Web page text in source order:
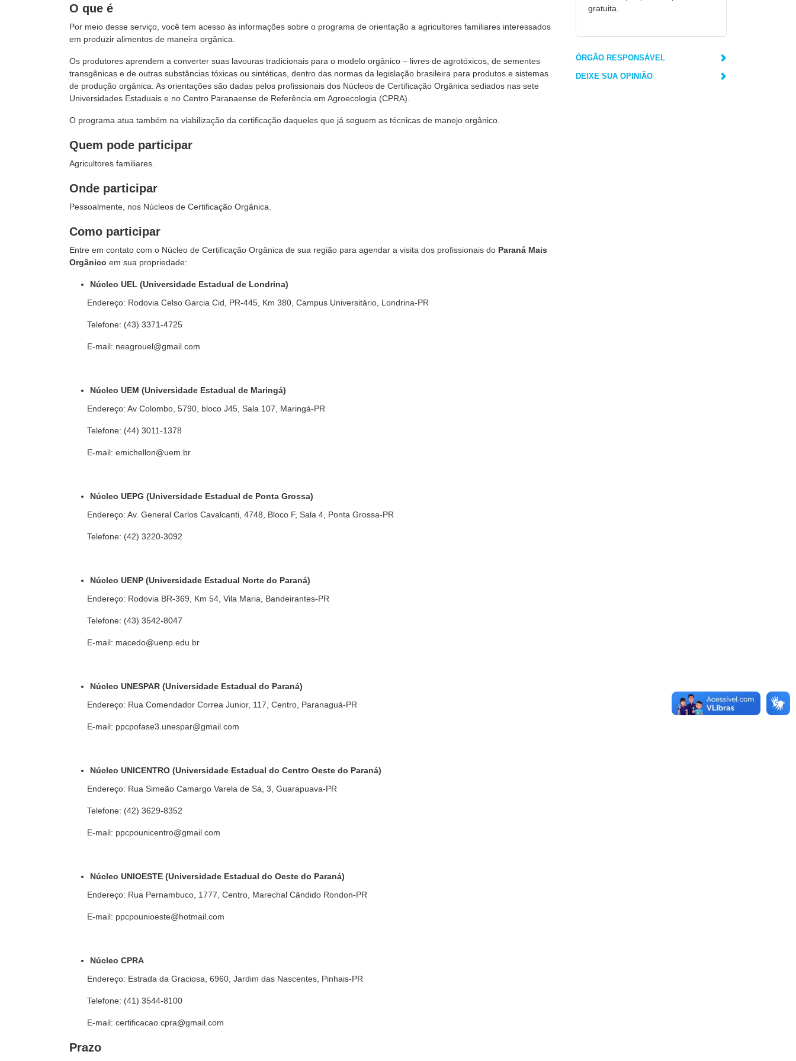
O que é
Por meio desse serviço, você tem acesso às informações sobre o programa de orientação a agricultores familiares interessados
em produzir alimentos de maneira orgânica.
Os produtores aprendem a converter suas lavouras tradicionais para o modelo orgânico – livres de agrotóxicos, de sementes
transgênicas e de outras substâncias tóxicas ou sintéticas, dentro das normas da legislação brasileira para produtos e sistemas
de produção orgânica. As orientações são dadas pelos profissionais dos Núcleos de Certificação Orgânica sediados nas sete
Universidades Estaduais e no Centro Paranaense de Referência em Agroecologia (CPRA).
O programa atua também na viabilização da certificação daqueles que já seguem as técnicas de manejo orgânico.
Quem pode participar
Agricultores familiares.
Onde participar
Pessoalmente, nos Núcleos de Certificação Orgânica.
Como participar
Entre em contato com o Núcleo de Certificação Orgânica de sua região para agendar a visita dos profissionais do Paraná Mais
Orgânico em sua propriedade:
Núcleo UEL (Universidade Estadual de Londrina)
Endereço: Rodovia Celso Garcia Cid, PR-445, Km 380, Campus Universitário, Londrina-PR
Telefone: (43) 3371-4725
E-mail: neagrouel@gmail.com
Núcleo UEM (Universidade Estadual de Maringá)
Endereço: Av Colombo, 5790, bloco J45, Sala 107, Maringá-PR
Telefone: (44) 3011-1378
E-mail: emichellon@uem.br
Núcleo UEPG (Universidade Estadual de Ponta Grossa)
Endereço: Av. General Carlos Cavalcanti, 4748, Bloco F, Sala 4, Ponta Grossa-PR
Telefone: (42) 3220-3092
Núcleo UENP (Universidade Estadual Norte do Paraná)
Endereço: Rodovia BR-369, Km 54, Vila Maria, Bandeirantes-PR
Telefone: (43) 3542-8047
E-mail: macedo@uenp.edu.br
Núcleo UNESPAR (Universidade Estadual do Paraná)
Endereço: Rua Comendador Correa Junior, 117, Centro, Paranaguá-PR
E-mail: ppcpofase3.unespar@gmail.com
Núcleo UNICENTRO (Universidade Estadual do Centro Oeste do Paraná)
Endereço: Rua Simeão Camargo Varela de Sá, 3, Guarapuava-PR
Telefone: (42) 3629-8352
E-mail: ppcpounicentro@gmail.com
Núcleo UNIOESTE (Universidade Estadual do Oeste do Paraná)
Endereço: Rua Pernambuco, 1777, Centro, Marechal Cândido Rondon-PR
E-mail: ppcpounioeste@hotmail.com
Núcleo CPRA
Endereço: Estrada da Graciosa, 6960, Jardim das Nascentes, Pinhais-PR
Telefone: (41) 3544-8100
E-mail: certificacao.cpra@gmail.com
Prazo
gratuita.
ÓRGÃO RESPONSÁVEL
DEIXE SUA OPINIÃO